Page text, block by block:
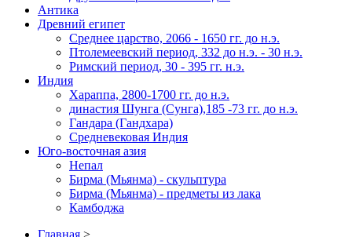
Антика
Древний египет
Среднее царство, 2066 - 1650 гг. до н.э.
Птолемеевский период, 332 до н.э. - 30 н.э.
Римский период, 30 - 395 гг. н.э.
Индия
Хараппа, 2800-1700 гг. до н.э.
династия Шунга (Сунга),185 -73 гг. до н.э.
Гандара (Гандхара)
Средневековая Индия
Юго-восточная азия
Непал
Бирма (Мьянма) - скульптура
Бирма (Мьянма) - предметы из лака
Камбоджа
Главная >